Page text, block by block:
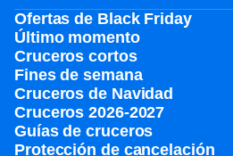
Ofertas de Black Friday
Último momento
Cruceros cortos
Fines de semana
Cruceros de Navidad
Cruceros 2026-2027
Guías de cruceros
Protección de cancelación